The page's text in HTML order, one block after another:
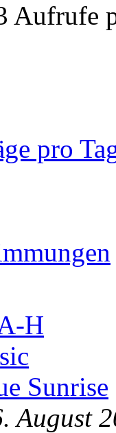
Aufrufe
pro
H
Sunrise
August